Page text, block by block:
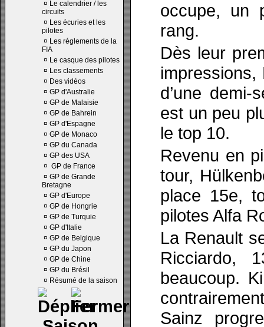
¤ Le calendrier / les
circuits
¤ Les écuries et les
pilotes
¤ Les réglements de la
FIA
¤ Le casque des pilotes
¤ Les classements
¤ Des vidéos
¤ GP d'Australie
¤ GP de Malaisie
¤ GP de Bahrein
¤ GP d'Espagne
¤ GP de Monaco
¤ GP du Canada
¤ GP des USA
¤ GP de France
¤ GP de Grande
Bretagne
¤ GP d'Europe
¤ GP de Hongrie
¤ GP de Turquie
¤ GP d'Italie
¤ GP de Belgique
¤ GP du Japon
¤ GP de Chine
¤ GP du Brésil
¤ Résumé de la saison
occupe, un
rang.
Dès leur
d’une demi-
est un peu
le top 10.
Revenu en
tour,
place 15e,
pilotes Alfa
La Renault
Ricciardo,
beaucoup.
Sainz